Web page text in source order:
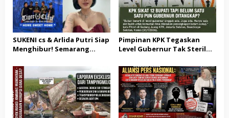
SUKENI cs & Arlida Putri Siap
Menghibur! Semarang
Akbar “Back On Track” 2026–
2029
Pimpinan KPK Tegaskan
Level Gubernur Tak Steril
Cukup, Bukan Dilindungi